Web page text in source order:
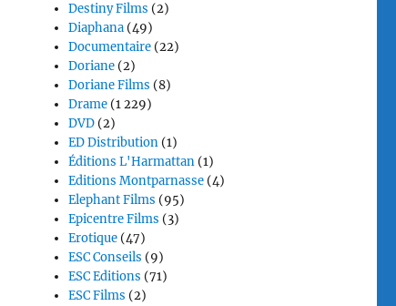
Destiny Films (2)
Diaphana (49)
Documentaire (22)
Doriane (2)
Doriane Films (8)
Drame (1 229)
DVD (2)
ED Distribution (1)
Éditions L'Harmattan (1)
Editions Montparnasse (4)
Elephant Films (95)
Epicentre Films (3)
Erotique (47)
ESC Conseils (9)
ESC Editions (71)
ESC Films (2)